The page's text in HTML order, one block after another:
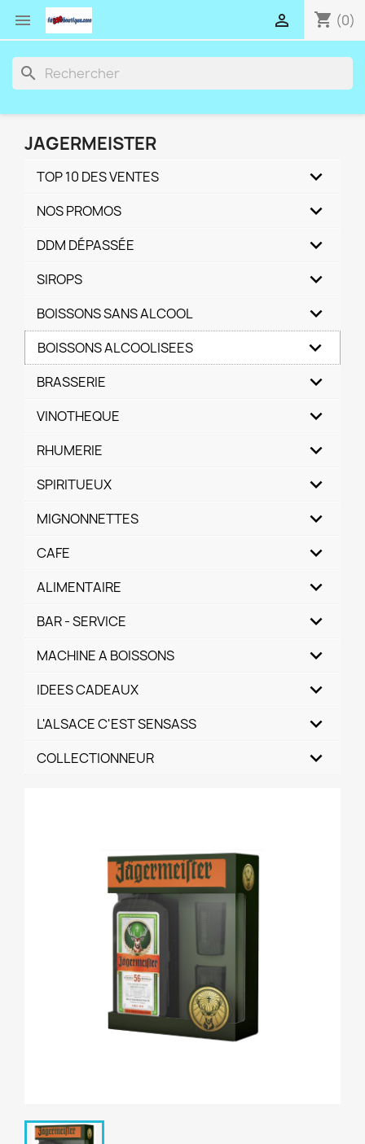
 shopping_cart (0)

search
JAGERMEISTER
TOP 10 DES VENTES
NOS PROMOS
DDM DÉPASSÉE
SIROPS
BOISSONS SANS ALCOOL
BOISSONS ALCOOLISEES
BRASSERIE
VINOTHEQUE
RHUMERIE
SPIRITUEUX
MIGNONNETTES
CAFE
ALIMENTAIRE
BAR - SERVICE
MACHINE A BOISSONS
IDEES CADEAUX
L'ALSACE C'EST SENSASS
COLLECTIONNEUR